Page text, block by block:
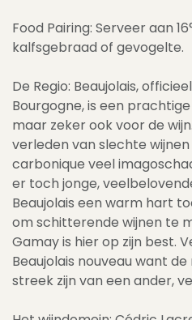
Food Pairing: Serveer aan
kalfsgebraad of gevogelte.
De Regio: Beaujolais,
Bourgogne, is een
maar zeker ook voor de
verleden van slechte
carbonique veel
er toch jonge,
Beaujolais een warm hart
om schitterende wijnen te
Gamay is hier op zijn best.
Beaujolais nouveau want
streek zijn van een ander,